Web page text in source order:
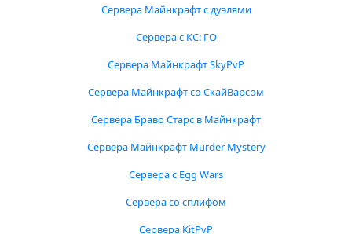
Сервера Майнкрафт с дуэлями
Сервера с КС: ГО
Сервера Майнкрафт SkyPvP
Сервера Майнкрафт со СкайВарсом
Сервера Браво Старс в Майнкрафт
Сервера Майнкрафт Murder Mystery
Сервера с Egg Wars
Сервера со сплифом
Сервера KitPvP